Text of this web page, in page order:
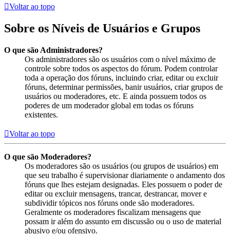
Voltar ao topo
Sobre os Níveis de Usuários e Grupos
O que são Administradores?
Os administradores são os usuários com o nível máximo de
controle sobre todos os aspectos do fórum. Podem controlar
toda a operação dos fóruns, incluindo criar, editar ou excluir
fóruns, determinar permissões, banir usuários, criar grupos de
usuários ou moderadores, etc. E ainda possuem todos os
poderes de um moderador global em todas os fóruns
existentes.
Voltar ao topo
O que são Moderadores?
Os moderadores são os usuários (ou grupos de usuários) em
que seu trabalho é supervisionar diariamente o andamento dos
fóruns que lhes estejam designadas. Eles possuem o poder de
editar ou excluir mensagens, trancar, destrancar, mover e
subdividir tópicos nos fóruns onde são moderadores.
Geralmente os moderadores fiscalizam mensagens que
possam ir além do assunto em discussão ou o uso de material
abusivo e/ou ofensivo.